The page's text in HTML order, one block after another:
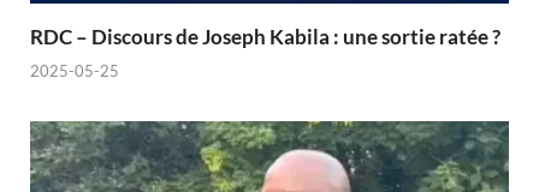
RDC – Discours de Joseph Kabila : une sortie ratée ?
2025-05-25